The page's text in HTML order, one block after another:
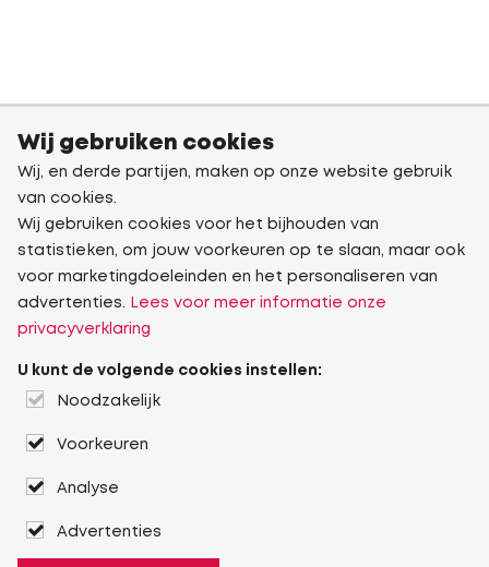
Wij gebruiken cookies
Wij, en derde partijen, maken op onze website gebruik
van cookies.
Wij gebruiken cookies voor het bijhouden van
statistieken, om jouw voorkeuren op te slaan, maar ook
voor marketingdoeleinden en het personaliseren van
advertenties.
Lees voor meer informatie onze
privacyverklaring
U kunt de volgende cookies instellen:
Noodzakelijk
Voorkeuren
Analyse
Advertenties